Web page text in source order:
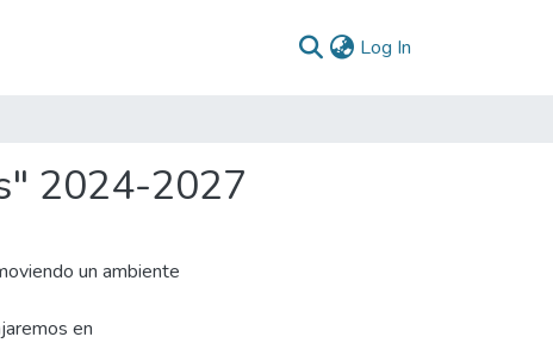
Log In
2024-2027
un ambiente
en